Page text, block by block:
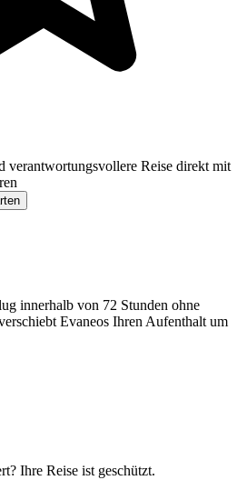
verantwortungsvollere Reise direkt mit
innerhalb von 72 Stunden ohne
Evaneos Ihren Aufenthalt um
Ihre Reise ist geschützt.